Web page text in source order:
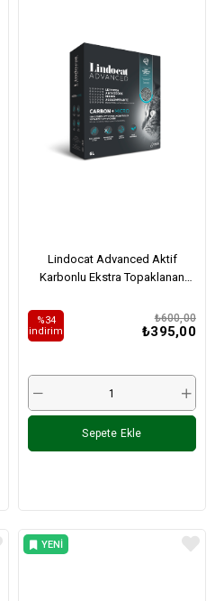
Lindocat Advanced Aktif
Karbonlu Ekstra Topaklanan
₺395,00
₺600,00
%34
i̇ndirim
Sepete Ekle
YENI